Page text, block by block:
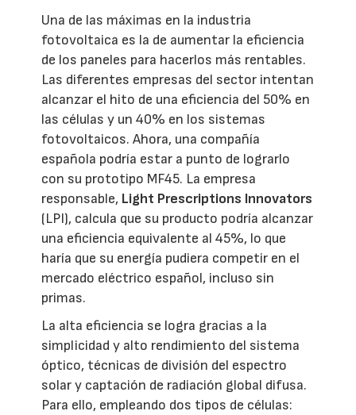
Una de las máximas en la industria
fotovoltaica es la de aumentar la eficiencia
de los paneles para hacerlos más rentables.
Las diferentes empresas del sector intentan
alcanzar el hito de una eficiencia del 50% en
las células y un 40% en los sistemas
fotovoltaicos. Ahora, una compañía
española podría estar a punto de lograrlo
con su prototipo MF45. La empresa
responsable, Light Prescriptions Innovators
(LPI), calcula que su producto podría alcanzar
una eficiencia equivalente al 45%, lo que
haría que su energía pudiera competir en el
mercado eléctrico español, incluso sin
primas.
La alta eficiencia se logra gracias a la
simplicidad y alto rendimiento del sistema
óptico, técnicas de división del espectro
solar y captación de radiación global difusa.
Para ello, empleando dos tipos de células: